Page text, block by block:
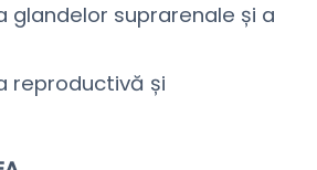
glandelor suprarenale și a
reproductivă și